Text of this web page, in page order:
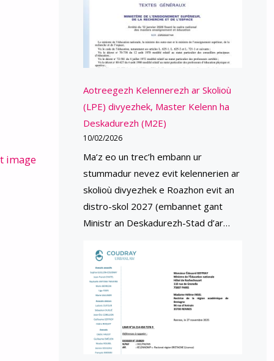
image
Aotreegezh Kelennerezh ar Skolioù
(LPE) divyezhek, Master Kelenn ha
Deskadurezh (M2E)
10/02/2026
Ma’z eo un trec’h embann ur
stummadur nevez evit kelennerien ar
skolioù divyezhek e Roazhon evit an
distro-skol 2027 (embannet gant
Ministr an Deskadurezh-Stad d’ar…